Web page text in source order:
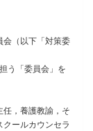
（以下「対策委
う「委員会」を
，養護教諭，そ
ールカウンセラ